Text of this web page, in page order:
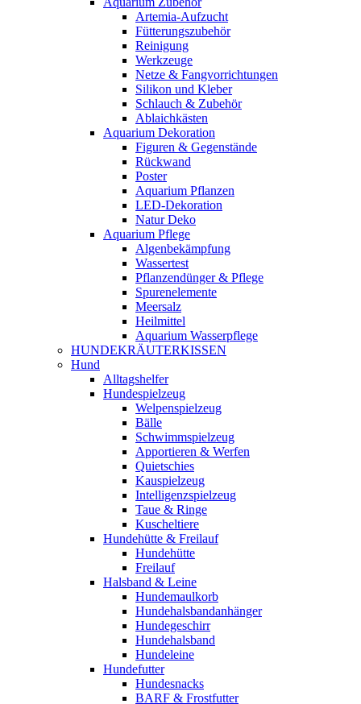
Artemia-Aufzucht
Fütterungszubehör
Reinigung
Werkzeuge
Netze & Fangvorrichtungen
Silikon und Kleber
Schlauch & Zubehör
Ablaichkästen
Aquarium Dekoration
Figuren & Gegenstände
Rückwand
Poster
Aquarium Pflanzen
LED-Dekoration
Natur Deko
Aquarium Pflege
Algenbekämpfung
Wassertest
Pflanzendünger & Pflege
Spurenelemente
Meersalz
Heilmittel
Aquarium Wasserpflege
HUNDEKRÄUTERKISSEN
Hund
Alltagshelfer
Hundespielzeug
Welpenspielzeug
Bälle
Schwimmspielzeug
Apportieren & Werfen
Quietschies
Kauspielzeug
Intelligenzspielzeug
Taue & Ringe
Kuscheltiere
Hundehütte & Freilauf
Hundehütte
Freilauf
Halsband & Leine
Hundemaulkorb
Hundehalsbandanhänger
Hundegeschirr
Hundehalsband
Hundeleine
Hundefutter
Hundesnacks
BARF & Frostfutter